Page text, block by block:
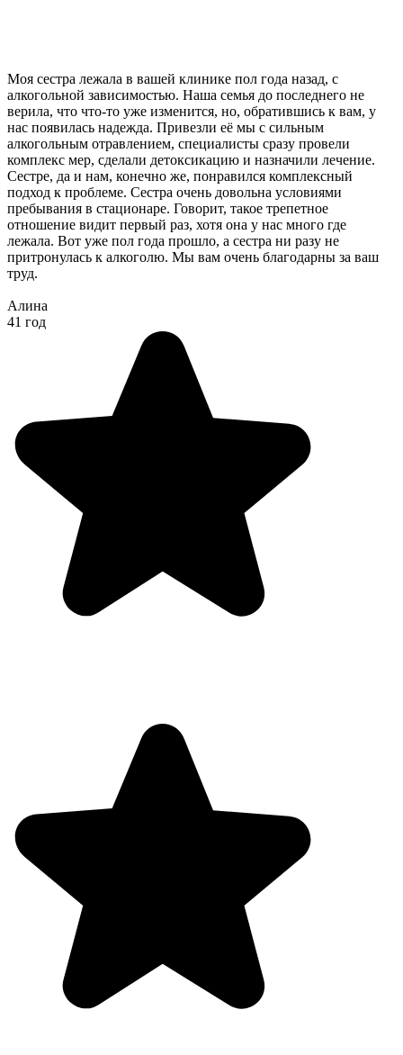
Моя сестра лежала в вашей клинике пол года назад, с
алкогольной зависимостью. Наша семья до последнего не
верила, что что-то уже изменится, но, обратившись к вам, у
нас появилась надежда. Привезли её мы с сильным
алкогольным отравлением, специалисты сразу провели
комплекс мер, сделали детоксикацию и назначили лечение.
Сестре, да и нам, конечно же, понравился комплексный
подход к проблеме. Сестра очень довольна условиями
пребывания в стационаре. Говорит, такое трепетное
отношение видит первый раз, хотя она у нас много где
лежала. Вот уже пол года прошло, а сестра ни разу не
притронулась к алкоголю. Мы вам очень благодарны за ваш
труд.
Алина
41 год